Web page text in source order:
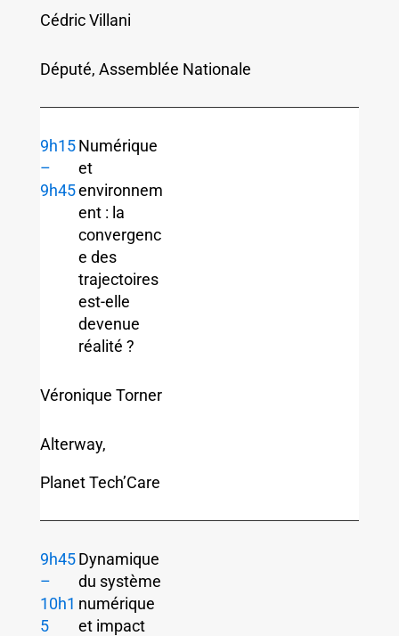
Cédric Villani
Député, Assemblée Nationale
9h15
–
9h45
Numérique
et
environnem
ent : la
convergenc
e des
trajectoires
est-elle
devenue
réalité ?
Véronique Torner
Alterway,
Planet Tech’Care
9h45
–
10h1
5
Dynamique
du système
numérique
et impact